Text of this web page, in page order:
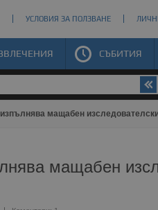
УСЛОВИЯ ЗА ПОЛЗВАНЕ
СЪБИТИЯ
мащабен
мащабен